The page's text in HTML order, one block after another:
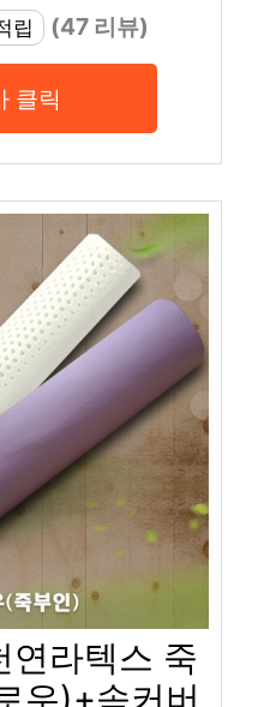
립
(47 리뷰)
클릭
라텍스 죽
우)+속커버